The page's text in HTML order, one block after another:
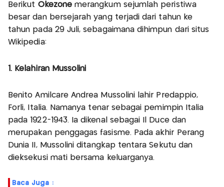
Berikut Okezonemerangkum sejumlah peristiwa
besar dan bersejarah yang terjadi dari tahun ke
tahun pada 29 Juli, sebagaimana dihimpun dari situs
Wikipedia:
1. Kelahiran Mussolini
Benito Amilcare Andrea Mussolini lahir Predappio,
Forli, Italia. Namanya tenar sebagai pemimpin Italia
pada 1922-1943. Ia dikenal sebagai Il Duce dan
merupakan penggagas fasisme. Pada akhir Perang
Dunia II, Mussolini ditangkap tentara Sekutu dan
dieksekusi mati bersama keluarganya.
Baca Juga :